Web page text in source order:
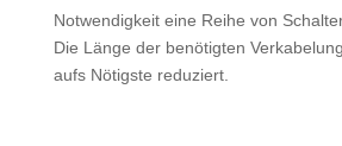
Notwendigkeit eine Reihe von
Die Länge der benötigten
aufs Nötigste reduziert.